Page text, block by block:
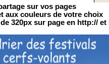
sur vos pages
aux couleurs de votre choix
320px sur page en http:// et